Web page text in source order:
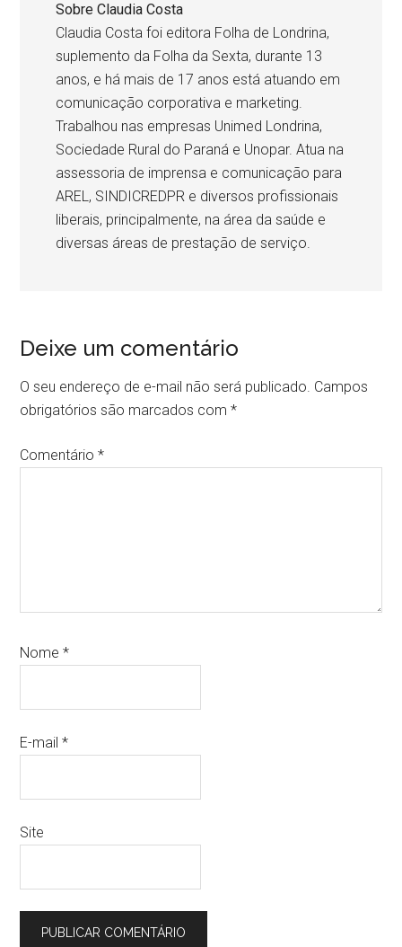
SobreClaudia Costa
Claudia Costa foi editora Folha de Londrina,
suplemento da Folha da Sexta, durante 13
anos, e há mais de 17 anos está atuando em
comunicação corporativa e marketing.
Trabalhou nas empresas Unimed Londrina,
Sociedade Rural do Paraná e Unopar. Atua na
assessoria de imprensa e comunicação para
AREL, SINDICREDPR e diversos profissionais
liberais, principalmente, na área da saúde e
diversas áreas de prestação de serviço.
Reader
Interactions
Deixe um comentário
O seu endereço de e-mail não será publicado. Campos
obrigatórios são marcados com*
Comentário*
Nome*
E-mail*
Site